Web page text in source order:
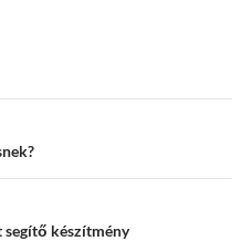
segítő készítmény